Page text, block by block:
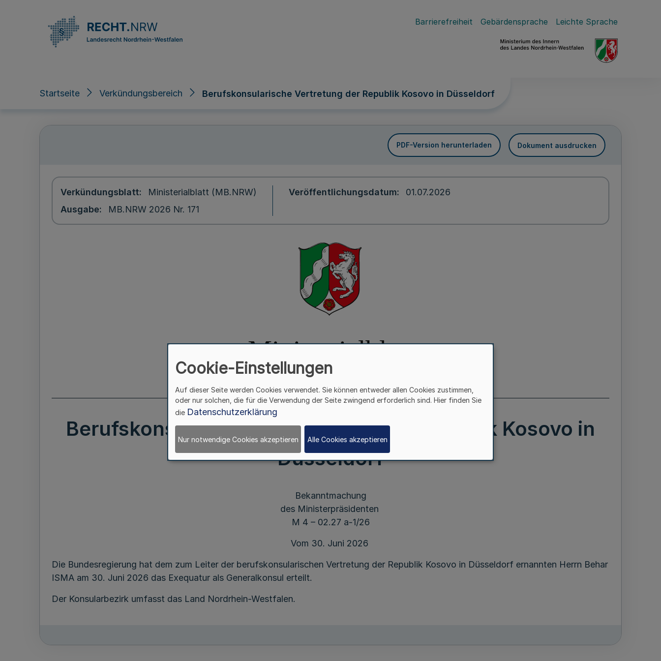
Barrierefreiheit Gebärdensprache Leichte Sprache
Startseite Verkündungsbereich Berufskonsularische Vertretung der Republik Kosovo in Düsseldorf
PDF-Version herunterladen Dokument ausdrucken
Verkündungsblatt
Ministerialblatt (MB.NRW)
Ausgabe
MB.NRW 2026 Nr. 171
Veröffentlichungsdatum 01.07.2026
Berufskonsularische Vertretung der Republik Kosovo in
Düsseldorf
Bekanntmachung
des Ministerpräsidenten
M 4 – 02.27 a-1/26
Vom 30. Juni 2026
Die Bundesregierung hat dem zum Leiter der berufskonsularischen Vertretung der Republik Kosovo in Düsseldorf ernannten Herrn Behar
ISMA am 30. Juni 2026 das Exequatur als Generalkonsul erteilt.
Der Konsularbezirk umfasst das Land Nordrhein-Westfalen.
Cookie-Einstellungen
Auf dieser Seite werden Cookies verwendet. Sie können entweder allen Cookies zustimmen,
oder nur solchen, die für die Verwendung der Seite zwingend erforderlich sind. Hier finden Sie
die Datenschutzerklärung
Nur notwendige Cookies akzeptieren Alle Cookies akzeptieren